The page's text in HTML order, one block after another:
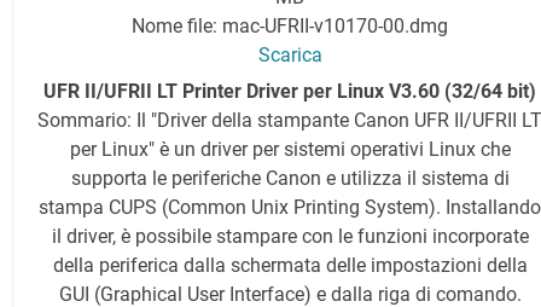
Nome file: mac-UFRII-v10170-00.dmg
Scarica
UFR II/UFRII LT Printer Driver per Linux V3.60 (32/64 bit)
Sommario: Il "Driver della stampante Canon UFR II/UFRII LT
per Linux" è un driver per sistemi operativi Linux che
supporta le periferiche Canon e utilizza il sistema di
stampa CUPS (Common Unix Printing System). Installando
il driver, è possibile stampare con le funzioni incorporate
della periferica dalla schermata delle impostazioni della
GUI (Graphical User Interface) e dalla riga di comando.